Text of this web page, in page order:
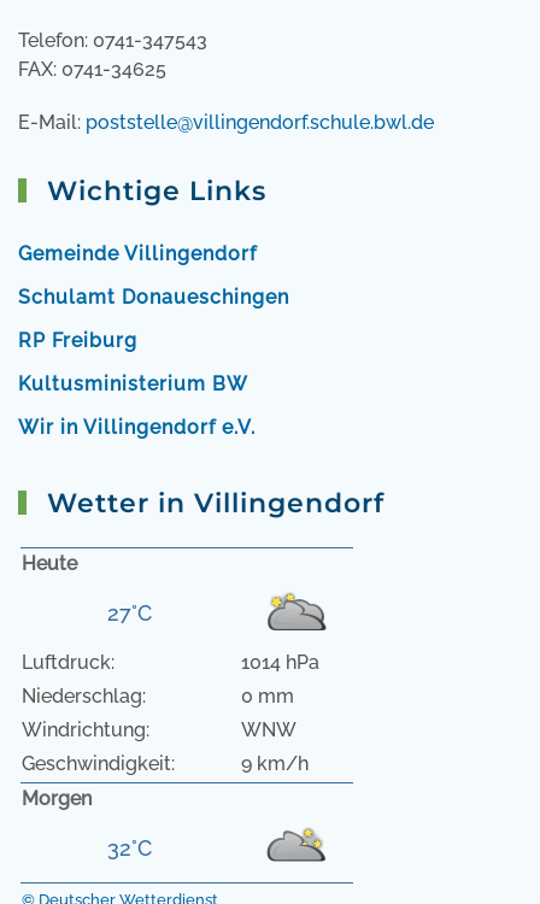
Telefon: 0741-347543
FAX: 0741-34625
E-Mail: poststelle@villingendorf.schule.bwl.de
Wichtige Links
Gemeinde Villingendorf
Schulamt Donaueschingen
RP Freiburg
Kultusministerium BW
Wir in Villingendorf e.V.
Wetter in Villingendorf
Heute
27°C
Luftdruck:
1014 hPa
Niederschlag:
0 mm
Windrichtung:
WNW
Geschwindigkeit:
9 km/h
Morgen
32°C
© Deutscher Wetterdienst